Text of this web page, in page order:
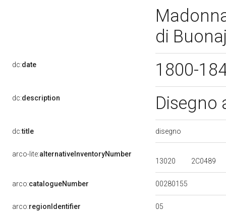
di
dc:date 1800-
dc:description Disegno
dc:title disegno
arco-lite:alternativeInventoryNumber
13020
2C0489
arco:catalogueNumber 00280155
arco:regionIdentifier 05